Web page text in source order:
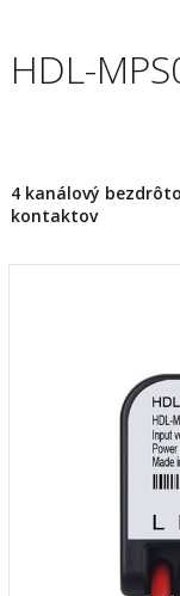
HDL-
4 kanálový
kontaktov